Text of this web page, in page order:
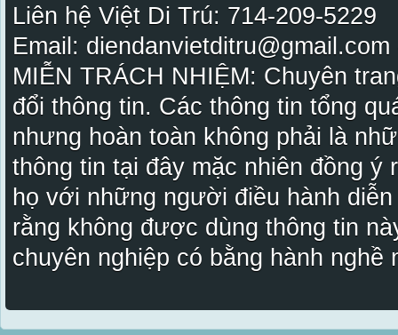
Liên hệ Việt Di Trú: 714-209-5229
Email:
MIỄN TRÁCH NHIỆM: Chuyên
đổi thông tin. Các thông tin tổng
nhưng hoàn toàn không phải là
thông tin tại đây mặc nhiên đồng ý
họ với những người điều hành
rằng không được dùng thông tin
chuyên nghiệp có bằng hành